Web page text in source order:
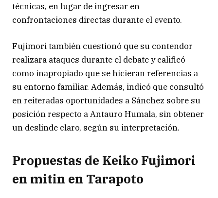
técnicas, en lugar de ingresar en
confrontaciones directas durante el evento.
Fujimori también cuestionó que su contendor
realizara ataques durante el debate y calificó
como inapropiado que se hicieran referencias a
su entorno familiar. Además, indicó que consultó
en reiteradas oportunidades a Sánchez sobre su
posición respecto a Antauro Humala, sin obtener
un deslinde claro, según su interpretación.
Propuestas de Keiko Fujimori
en mitin en Tarapoto